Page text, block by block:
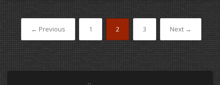
← Previous 1 2 3 Next →